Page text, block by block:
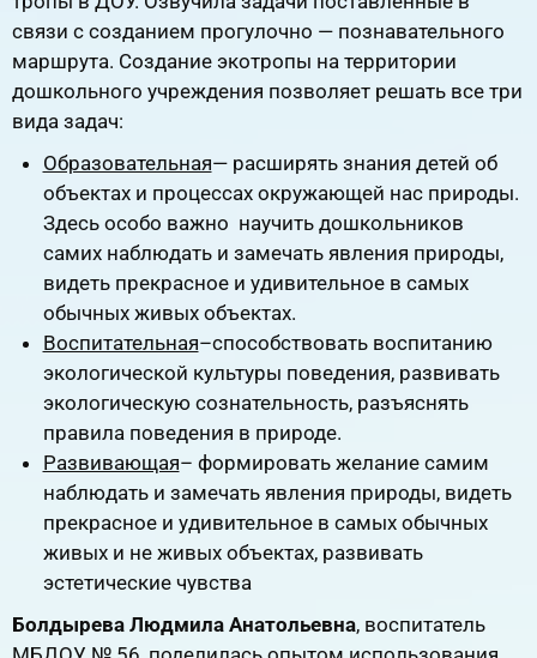
связи с созданием прогулочно — познавательного
маршрута. Создание экотропы на территории
дошкольного учреждения позволяет решать все три
вида задач:
Образовательная— расширять знания детей об
объектах и процессах окружающей нас природы.
Здесь особо важно научить дошкольников
самих наблюдать и замечать явления природы,
видеть прекрасное и удивительное в самых
обычных живых объектах.
Воспитательная–способствовать воспитанию
экологической культуры поведения, развивать
экологическую сознательность, разъяснять
правила поведения в природе.
Развивающая– формировать желание самим
наблюдать и замечать явления природы, видеть
прекрасное и удивительное в самых обычных
живых и не живых объектах, развивать
эстетические чувства
Болдырева Людмила Анатольевна, воспитатель